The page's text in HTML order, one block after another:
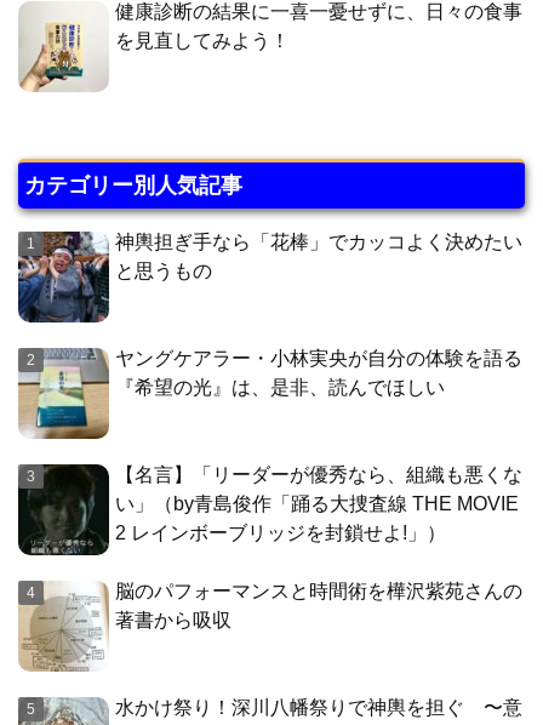
健康診断の結果に一喜一憂せずに、日々の食事
を見直してみよう！
カテゴリー別人気記事
神輿担ぎ手なら「花棒」でカッコよく決めたい
と思うもの
ヤングケアラー・小林実央が自分の体験を語る
『希望の光』は、是非、読んでほしい
【名言】「リーダーが優秀なら、組織も悪くな
い」（by青島俊作「踊る大捜査線 THE MOVIE
2 レインボーブリッジを封鎖せよ!」）
脳のパフォーマンスと時間術を樺沢紫苑さんの
著書から吸収
水かけ祭り！深川八幡祭りで神輿を担ぐ 〜意